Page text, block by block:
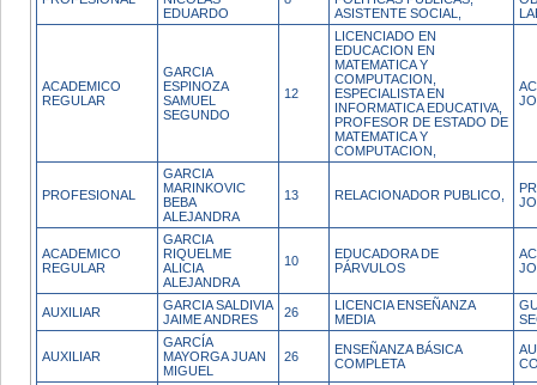
EDUARDO
ASISTENTE SOCIAL,
ACADEMICO
REGULAR
GARCIA
ESPINOZA
SAMUEL
SEGUNDO
12
LICENCIADO EN
EDUCACION EN
MATEMATICA Y
COMPUTACION,
ESPECIALISTA EN
INFORMATICA EDUCATIVA,
PROFESOR DE ESTADO DE
MATEMATICA Y
COMPUTACION,
PROFESIONAL
GARCIA
MARINKOVIC
BEBA
ALEJANDRA
13 RELACIONADOR PUBLICO,
ACADEMICO
REGULAR
GARCIA
RIQUELME
ALICIA
ALEJANDRA
10
EDUCADORA DE
PÁRVULOS
AUXILIAR
GARCIA SALDIVIA
JAIME ANDRES
26
LICENCIA ENSEÑANZA
MEDIA
AUXILIAR
GARCÍA
MAYORGA JUAN
MIGUEL
26
ENSEÑANZA BÁSICA
COMPLETA